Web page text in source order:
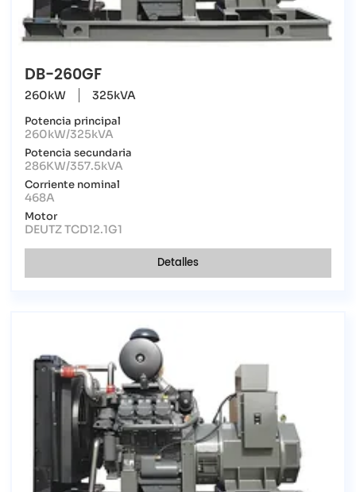
DB-260GF
260kW 325kVA
Potencia principal
260kW/325kVA
Potencia secundaria
286KW/357.5kVA
Corriente nominal
468A
Motor
DEUTZ TCD12.1G1
Detalles